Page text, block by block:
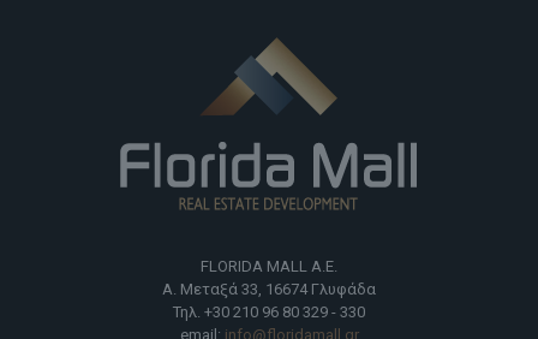
FLORIDA MALL Α.Ε.
Α. Μεταξά 33, 16674 Γλυφάδα
Τηλ. +30 210 96 80 329 - 330
email: info@floridamall.gr